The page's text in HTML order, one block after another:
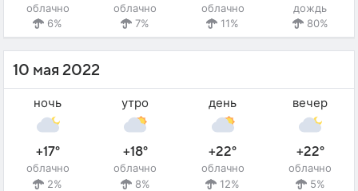
облачно
6%
облачно
7%
облачно
11%
дождь
80%
10 мая 2022
ночь
+17°
облачно
2%
утро
+18°
облачно
8%
день
+22°
облачно
12%
вечер
+22°
облачно
5%